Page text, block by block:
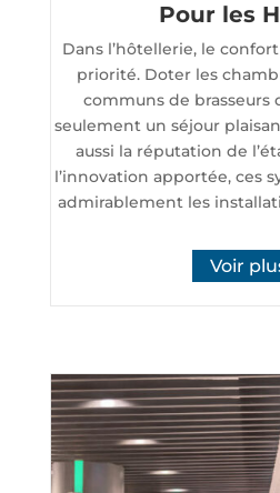
Pour les
Dans l’hôtellerie, le
priorité. Doter les
communs de brasseurs
seulement un séjour
aussi la réputation de
l’innovation apportée, ces
admirablement les
Voir